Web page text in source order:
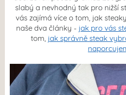
slabý a nevhodný tak pro nižší
vás zajímá více o tom, jak
naše dva články - jak pro vás
tom, jak správně steak